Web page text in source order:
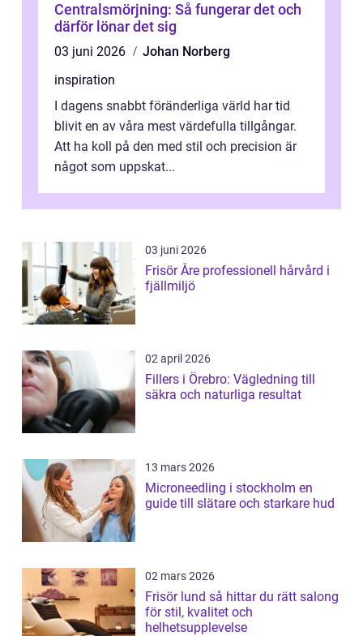
Centralsmörjning: Så fungerar det och
därför lönar det sig
03 juni 2026
Johan Norberg
inspiration
I dagens snabbt föränderliga värld har tid
blivit en av våra mest värdefulla tillgångar.
Att ha koll på den med stil och precision är
något som uppskat...
03 juni 2026
Frisör Åre professionell hårvård i
fjällmiljö
02 april 2026
Fillers i Örebro: Vägledning till
säkra och naturliga resultat
13 mars 2026
Microneedling i stockholm en
guide till slätare och starkare hud
02 mars 2026
Frisör lund så hittar du rätt salong
för stil, kvalitet och
helhetsupplevelse